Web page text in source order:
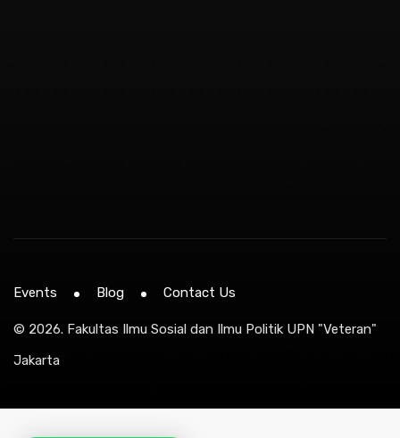
© 2026. Fakultas Ilmu Sosial dan Ilmu Politik UPN "Veteran"
Jakarta
Events Blog Contact Us